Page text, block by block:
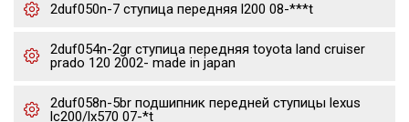
2duf050n-7 ступица передняя l200 08-***t
2duf054n-2gr ступица передняя toyota land cruiser
prado 120 2002- made in japan
2duf058n-5br подшипник передней ступицы lexus
lc200/lx570 07-*t